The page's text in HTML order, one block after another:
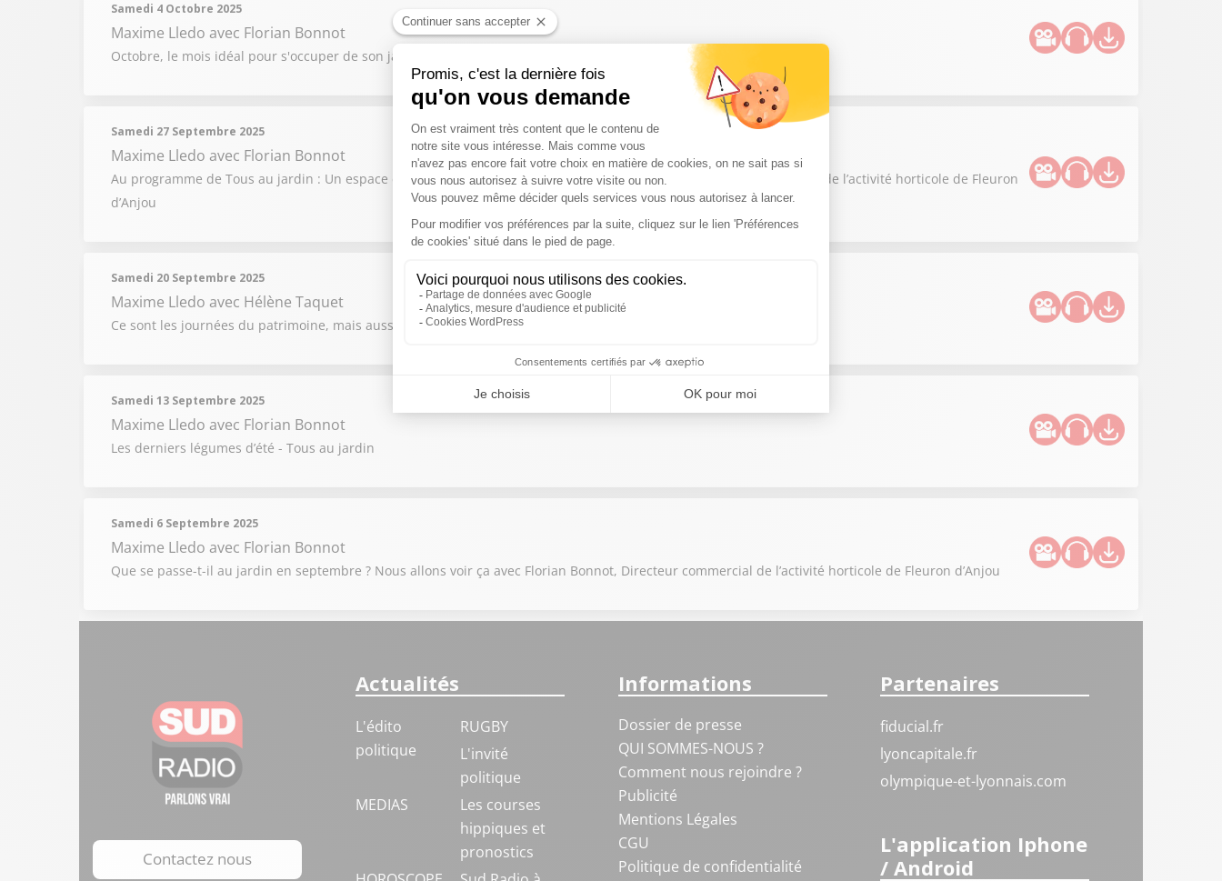
Samedi 4 Octobre 2025
Maxime Lledo avec Florian Bonnot
Octobre, le mois idéal pour s'occuper de son jardin ! - Tous au jardin
Samedi 27 Septembre 2025
Maxime Lledo avec Florian Bonnot
Au programme de Tous au jardin : Un espace de contemplation au jardin avec Florian Bonnot, directeur commercial de l’activité horticole de Fleuron
d’Anjou
Samedi 20 Septembre 2025
Maxime Lledo avec Hélène Taquet
Ce sont les journées du patrimoine, mais aussi celles de la fleur française ! - Tous au jardin
Samedi 13 Septembre 2025
Maxime Lledo avec Florian Bonnot
Les derniers légumes d’été - Tous au jardin
Samedi 6 Septembre 2025
Maxime Lledo avec Florian Bonnot
Que se passe-t-il au jardin en septembre ? Nous allons voir ça avec Florian Bonnot, Directeur commercial de l’activité horticole de Fleuron d’Anjou
Contactez nous
Actualités
L'édito
politique
RUGBY
L'invité
politique
MEDIAS
Les courses
hippiques et
pronostics
Informations
Dossier de presse
QUI SOMMES-NOUS ?
Comment nous rejoindre ?
Publicité
Mentions Légales
CGU
Politique de confidentialité
Partenaires
fiducial.fr
lyoncapitale.fr
olympique-et-lyonnais.com
L'application Iphone
/ Android